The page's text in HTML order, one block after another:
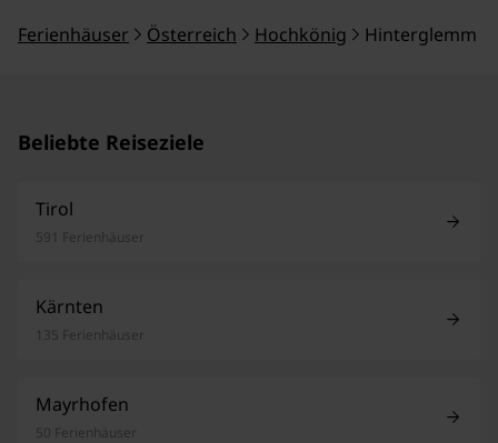
Ferienhäuser Österreich Hochkönig Hinterglemm
Beliebte Reiseziele
Tirol
591 Ferienhäuser
Kärnten
135 Ferienhäuser
Mayrhofen
50 Ferienhäuser